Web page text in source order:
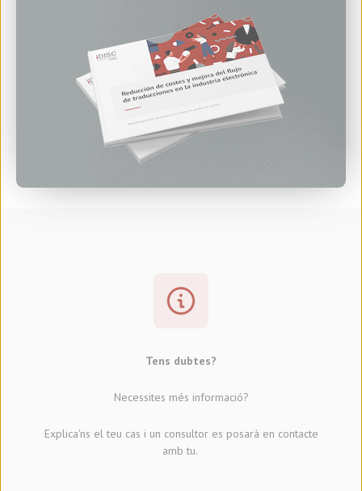
Tens dubtes?
Necessites més informació?
Explica'ns el teu cas i un consultor es posarà en contacte
amb tu.